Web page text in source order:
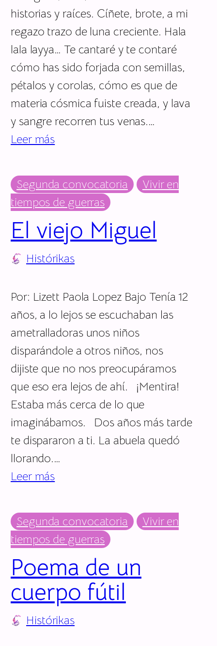
historias y raíces. Cíñete, brote, a mi
regazo trazo de luna creciente. Hala
lala layya… Te cantaré y te contaré
cómo has sido forjada con semillas,
pétalos y corolas, cómo es que de
materia cósmica fuiste creada, y lava
y sangre recorren tus venas.…
Leer más
Segunda convocatoria
Vivir en
tiempos de guerras
El viejo Miguel
Histórikas
Por: Lizett Paola Lopez Bajo Tenía 12
años, a lo lejos se escuchaban las
ametralladoras unos niños
disparándole a otros niños, nos
dijiste que no nos preocupáramos
que eso era lejos de ahí. ¡Mentira!
Estaba más cerca de lo que
imaginábamos. Dos años más tarde
te dispararon a ti. La abuela quedó
llorando.…
Leer más
Segunda convocatoria
Vivir en
tiempos de guerras
Poema de un
cuerpo fútil
Histórikas